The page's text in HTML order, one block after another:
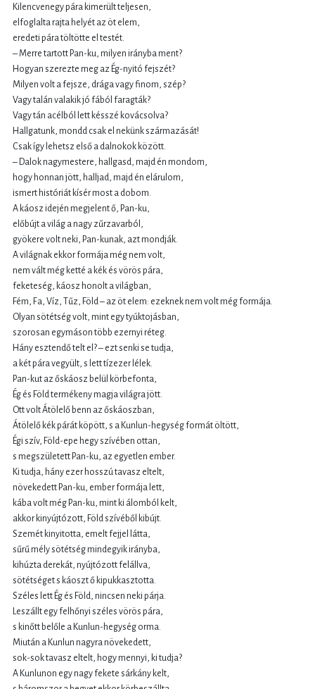
Kilencvenegy pára kimerült teljesen,
elfoglalta rajta helyét az öt elem,
eredeti pára töltötte el testét.
– Merre tartott Pan-ku, milyen irányba ment?
Hogyan szerezte meg az Ég-nyitó fejszét?
Milyen volt a fejsze, drága vagy finom, szép?
Vagy talán valakik jó fából faragták?
Vagy tán acélból lett késszé kovácsolva?
Hallgatunk, mondd csak el nekünk származását!
Csak így lehetsz első a dalnokok között.
– Dalok nagymestere, hallgasd, majd én mondom,
hogy honnan jött, halljad, majd én elárulom,
ismert históriát kísér most a dobom.
A káosz idején megjelent ő, Pan-ku,
előbújt a világ a nagy zűrzavarból,
gyökere volt neki, Pan-kunak, azt mondják.
A világnak ekkor formája még nem volt,
nem vált még ketté a kék és vörös pára,
feketeség, káosz honolt a világban,
Fém, Fa, Víz, Tűz, Föld – az öt elem: ezeknek nem volt még formája.
Olyan sötétség volt, mint egy tyúktojásban,
szorosan egymáson több ezernyi réteg.
Hány esztendő telt el? – ezt senki se tudja,
a két pára vegyült, s lett tízezer lélek.
Pan-kut az őskáosz belül körbefonta,
Ég és Föld termékeny magja világra jött.
Ott volt Átölelő benn az őskáoszban,
Átölelő kék párát köpött, s a Kunlun-hegység formát öltött,
Égi szív, Föld-epe hegy szívében ottan,
s megszületett Pan-ku, az egyetlen ember.
Ki tudja, hány ezer hosszú tavasz eltelt,
növekedett Pan-ku, ember formája lett,
kába volt még Pan-ku, mint ki álomból kelt,
akkor kinyújtózott, Föld szívéből kibújt.
Szemét kinyitotta, emelt fejjel látta,
sűrű mély sötétség mindegyik irányba,
kihúzta derekát, nyújtózott felállva,
sötétséget s káoszt ő kipukkasztotta.
Széles lett Ég és Föld, nincsen neki párja.
Leszállt egy felhőnyi széles vörös pára,
s kinőtt belőle a Kunlun-hegység orma.
Miután a Kunlun nagyra növekedett,
sok-sok tavasz eltelt, hogy mennyi, ki tudja?
A Kunlunon egy nagy fekete sárkány kelt,